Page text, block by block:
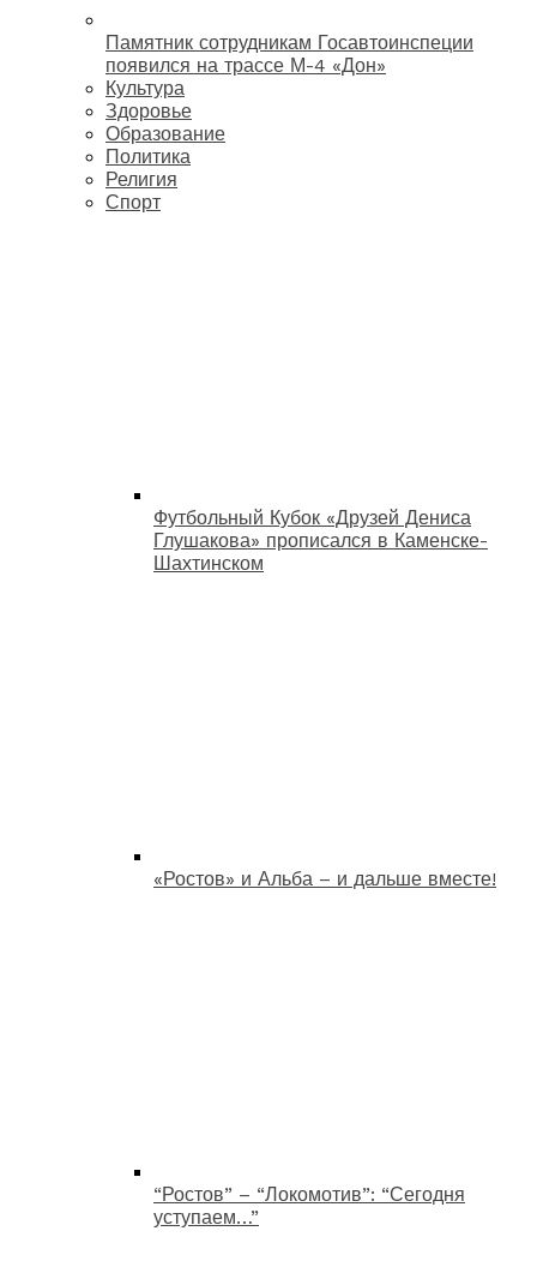
Памятник сотрудникам Госавтоинспеции
появился на трассе М-4 «Дон»
Культура
Здоровье
Образование
Политика
Религия
Спорт
Футбольный Кубок «Друзей Дениса
Глушакова» прописался в Каменске-
Шахтинском
«Ростов» и Альба – и дальше вместе!
“Ростов” – “Локомотив”: “Сегодня
уступаем…”